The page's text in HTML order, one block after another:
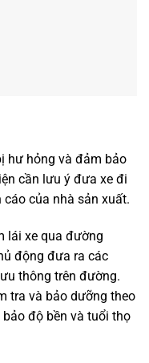
hư hỏng và đảm bảo
cần lưu ý đưa xe đi
của nhà sản xuất.
lái xe qua đường
động đưa ra các
thông trên đường.
tra và bảo dưỡng theo
độ bền và tuổi thọ